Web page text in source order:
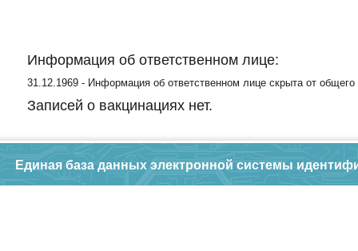
Информация об ответственном лице:
31.12.1969 - Информация об ответственном лице скрыта от общего
Записей о вакцинациях нет.
Единая база данных электронной системы